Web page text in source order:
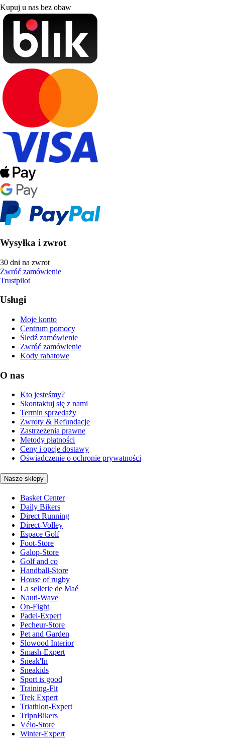
Kupuj u nas bez obaw
Wysyłka i zwrot
30 dni na zwrot
Zwróć zamówienie
Trustpilot
Usługi
Moje konto
Centrum pomocy
Śledź zamówienie
Zwróć zamówienie
Kody rabatowe
O nas
Kto jesteśmy?
Skontaktuj się z nami
Termin sprzedaży
Zwroty & Refundacje
Zastrzeżenia prawne
Metody płatności
Ceny i opcje dostawy
Oświadczenie o ochronie prywatności
Nasze sklepy
Basket Center
Daily Bikers
Direct Running
Direct-Volley
Espace Golf
Foot-Store
Galop-Store
Golf and co
Handball-Store
House of rugby
La sellerie de Maé
Nauti-Wave
On-Fight
Padel-Expert
Pecheur-Store
Pet and Garden
Slowood Interior
Smash-Expert
Sneak'In
Sneakids
Sport is good
Training-Fit
Trek Expert
Triathlon-Expert
TripnBikers
Vélo-Store
Winter-Expert